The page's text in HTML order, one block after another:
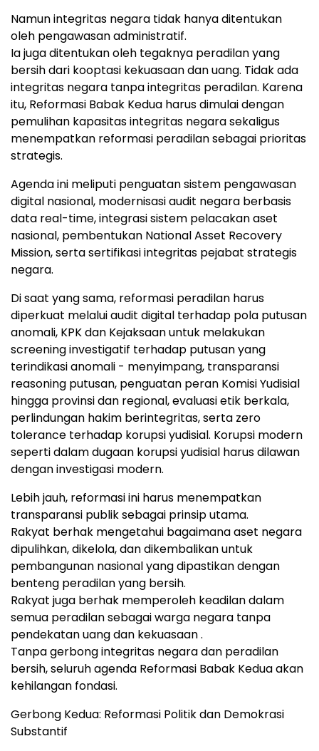
Namun integritas negara tidak hanya ditentukan
oleh pengawasan administratif.
Ia juga ditentukan oleh tegaknya peradilan yang
bersih dari kooptasi kekuasaan dan uang. Tidak ada
integritas negara tanpa integritas peradilan. Karena
itu, Reformasi Babak Kedua harus dimulai dengan
pemulihan kapasitas integritas negara sekaligus
menempatkan reformasi peradilan sebagai prioritas
strategis.
Agenda ini meliputi penguatan sistem pengawasan
digital nasional, modernisasi audit negara berbasis
data real-time, integrasi sistem pelacakan aset
nasional, pembentukan National Asset Recovery
Mission, serta sertifikasi integritas pejabat strategis
negara.
Di saat yang sama, reformasi peradilan harus
diperkuat melalui audit digital terhadap pola putusan
anomali, KPK dan Kejaksaan untuk melakukan
screening investigatif terhadap putusan yang
terindikasi anomali - menyimpang, transparansi
reasoning putusan, penguatan peran Komisi Yudisial
hingga provinsi dan regional, evaluasi etik berkala,
perlindungan hakim berintegritas, serta zero
tolerance terhadap korupsi yudisial. Korupsi modern
seperti dalam dugaan korupsi yudisial harus dilawan
dengan investigasi modern.
Lebih jauh, reformasi ini harus menempatkan
transparansi publik sebagai prinsip utama.
Rakyat berhak mengetahui bagaimana aset negara
dipulihkan, dikelola, dan dikembalikan untuk
pembangunan nasional yang dipastikan dengan
benteng peradilan yang bersih.
Rakyat juga berhak memperoleh keadilan dalam
semua peradilan sebagai warga negara tanpa
pendekatan uang dan kekuasaan .
Tanpa gerbong integritas negara dan peradilan
bersih, seluruh agenda Reformasi Babak Kedua akan
kehilangan fondasi.
Gerbong Kedua: Reformasi Politik dan Demokrasi
Substantif